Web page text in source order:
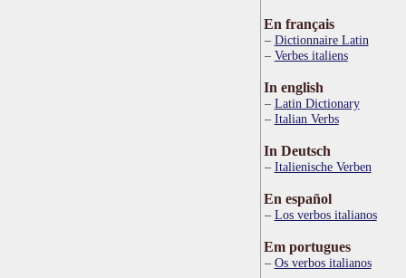
En français
Dictionnaire Latin
Verbes italiens
In english
Latin Dictionary
Italian Verbs
In Deutsch
Italienische Verben
En español
Los verbos italianos
Em portugues
Os verbos italianos